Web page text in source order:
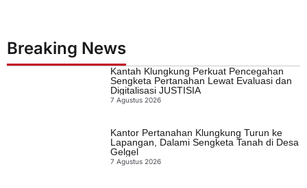
Breaking News
Kantah Klungkung Perkuat Pencegahan
Sengketa Pertanahan Lewat Evaluasi dan
Digitalisasi JUSTISIA
7 Agustus 2026
Kantor Pertanahan Klungkung Turun ke
Lapangan, Dalami Sengketa Tanah di Desa
Gelgel
7 Agustus 2026